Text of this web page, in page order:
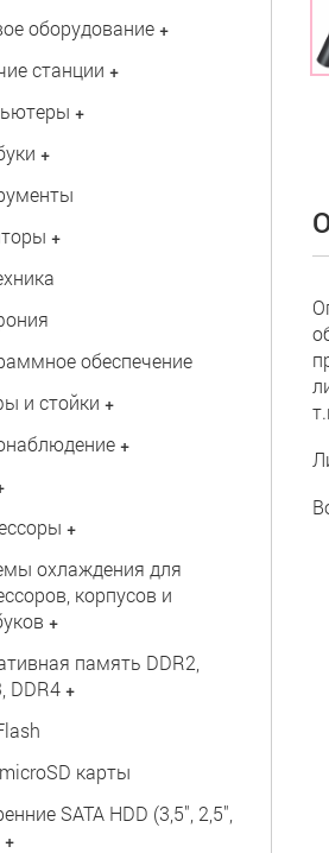
оборудование +
станции +
+
+
+
обеспечение
и стойки +
+
+
охлаждения для
корпусов и
+
память DDR2,
DDR4 +
карты
SATA HDD (3,5", 2,5",
+